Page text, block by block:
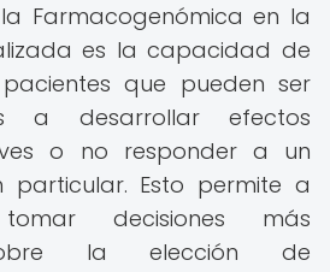
Farmacogenómica en la
es la capacidad de
que pueden ser
a desarrollar efectos
o no responder a un
particular. Esto permite a
decisiones más
la elección de